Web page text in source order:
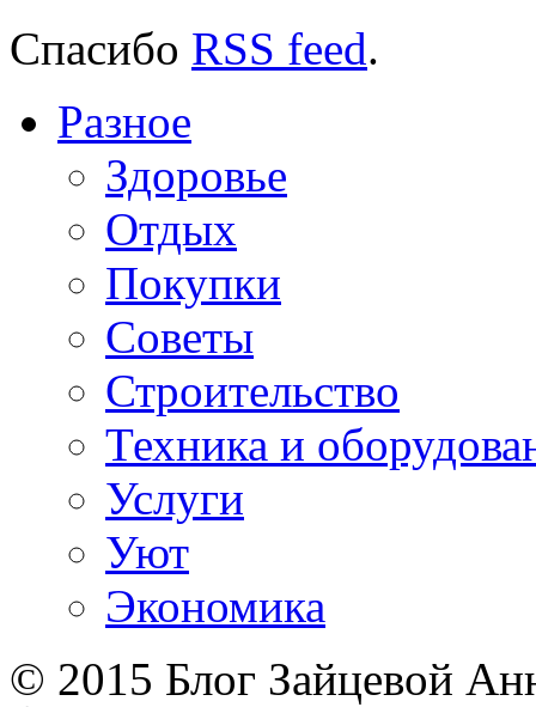
Спасибо RSS feed.
Разное
Здоровье
Отдых
Покупки
Советы
Строительство
Техника и
Услуги
Уют
Экономика
© 2015 Блог Зайцевой